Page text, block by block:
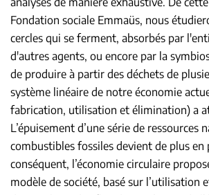
Fondation sociale Emmaüs, nous
cercles qui se ferment, absorbés par
d'autres agents, ou encore par la
de produire à partir des déchets de
système linéaire de notre économie
fabrication, utilisation et élimination) a
L’épuisement d’une série de ressources
combustibles fossiles devient de plus en
conséquent, l’économie circulaire
modèle de société, basé sur l’utilisation